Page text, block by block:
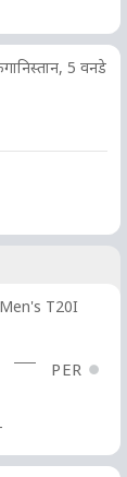
5 वनडे
T20I
PER